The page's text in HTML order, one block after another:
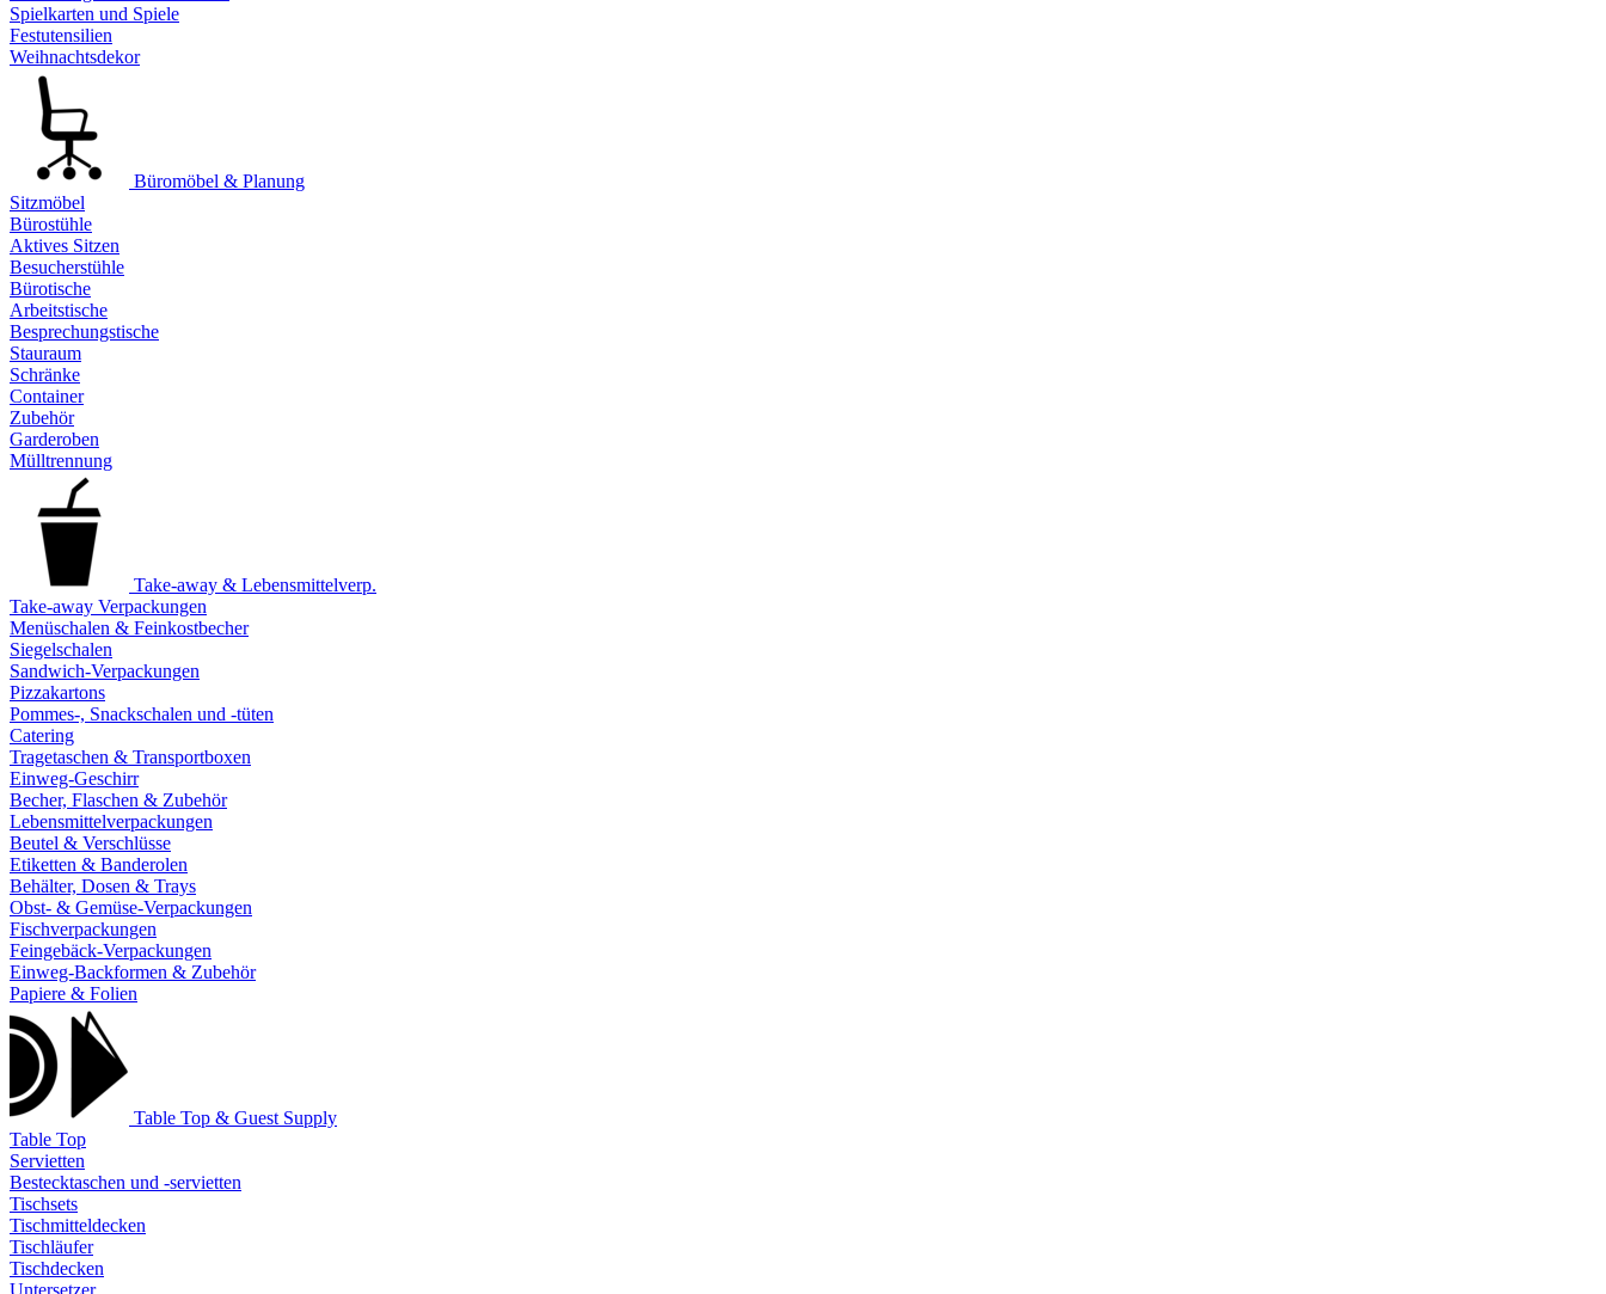
Spielkarten und Spiele
Festutensilien
Weihnachtsdekor
Büromöbel & Planung
Sitzmöbel
Bürostühle
Aktives Sitzen
Besucherstühle
Bürotische
Arbeitstische
Besprechungstische
Stauraum
Schränke
Container
Zubehör
Garderoben
Mülltrennung
Take-away & Lebensmittelverp.
Take-away Verpackungen
Menüschalen & Feinkostbecher
Siegelschalen
Sandwich-Verpackungen
Pizzakartons
Pommes-, Snackschalen und -tüten
Catering
Tragetaschen & Transportboxen
Einweg-Geschirr
Becher, Flaschen & Zubehör
Lebensmittelverpackungen
Beutel & Verschlüsse
Etiketten & Banderolen
Behälter, Dosen & Trays
Obst- & Gemüse-Verpackungen
Fischverpackungen
Feingebäck-Verpackungen
Einweg-Backformen & Zubehör
Papiere & Folien
Table Top & Guest Supply
Table Top
Servietten
Bestecktaschen und -servietten
Tischsets
Tischmitteldecken
Tischläufer
Tischdecken